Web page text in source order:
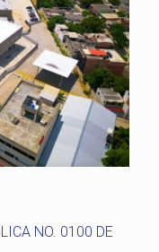
NO. 0100 DE